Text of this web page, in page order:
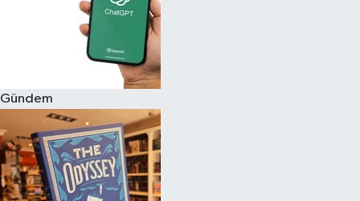
Gündem